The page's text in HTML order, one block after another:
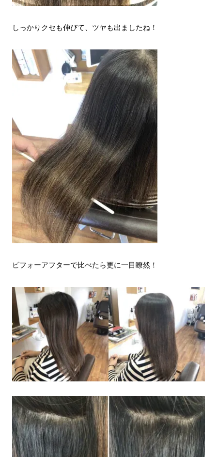
しっかりクセも伸びて、ツヤも出ましたね！
ビフォーアフターで比べたら更に一目瞭然！